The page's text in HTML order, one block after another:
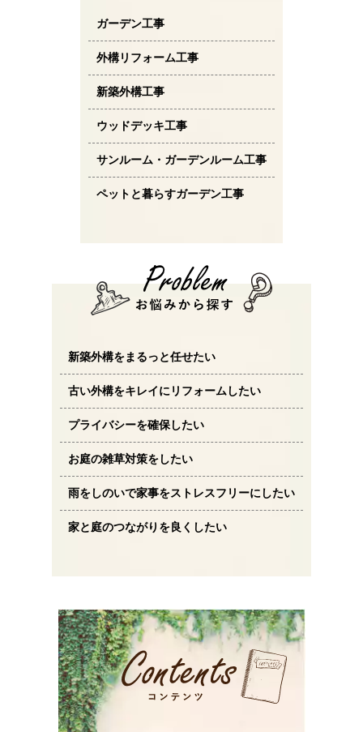
ガーデン工事
外構リフォーム工事
新築外構工事
ウッドデッキ工事
サンルーム・ガーデンルーム工事
ペットと暮らすガーデン工事
新築外構をまるっと任せたい
古い外構をキレイにリフォームしたい
プライバシーを確保したい
お庭の雑草対策をしたい
雨をしのいで家事をストレスフリーにしたい
家と庭のつながりを良くしたい